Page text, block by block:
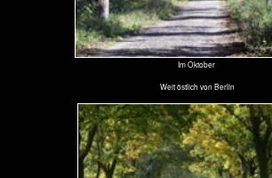
Der Westen Deutschlands brauchte im wirtschaftlichen Aufschwung
nach dem Kriege moderne Verkehrsweg für den rasant zunehmenden
Verkehr. Man schätzt, das 50.000 km Alleen abgeholzt wurden. Das
blieb dem Osten erspart.
Es gab ja nur wenige Trabis, Wartburg, Ladas und wenig LKW-Verkehr.
Doch leider dachte der „Arbeiter- und Bauernstaat“ nicht im Traum
daran, die nun ein Viertel Jahrtausend alten Alleebäume zu pflegen
nach der Wende). Im Frühjahr, wenn die Rinden weich und saftig sind,
beschneiden, tausende Tonnen von Salz, und der Klimawandel mit
Miniermotten und Eichenprozessionsspinner haben dann leichtes Spiel.